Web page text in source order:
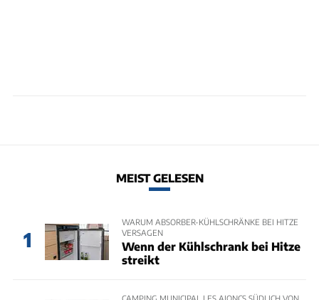
MEIST GELESEN
1
WARUM ABSORBER-KÜHLSCHRÄNKE BEI HITZE
VERSAGEN
Wenn der Kühlschrank bei Hitze
streikt
CAMPING MUNICIPAL LES AJONCS SÜDLICH VON